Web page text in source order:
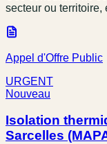
secteur ou territoire,
Appel d'Offre Public
URGENT
Nouveau
Isolation
Sarcelles